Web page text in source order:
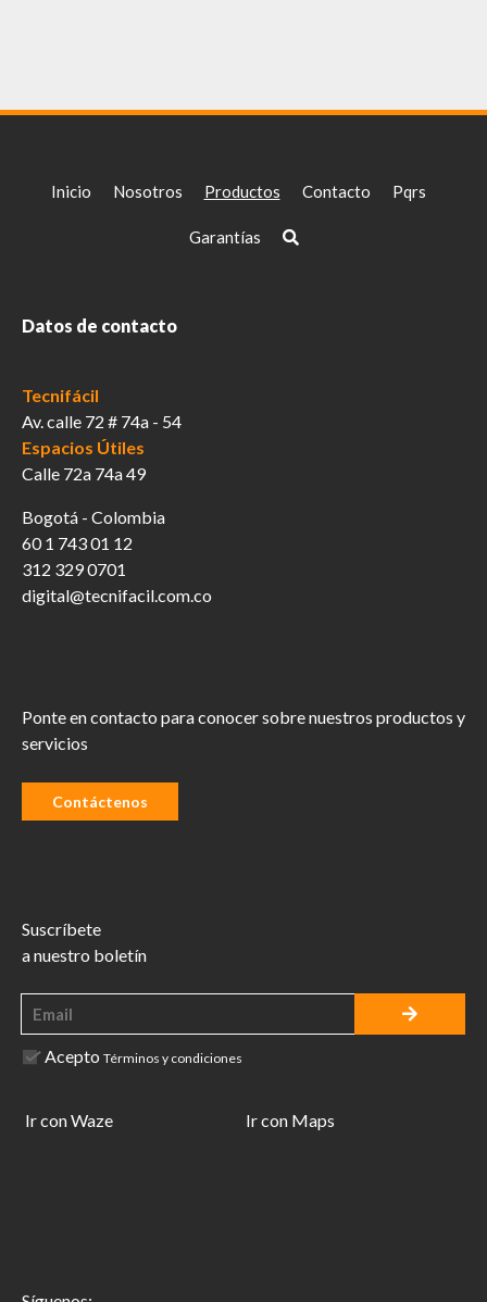
Inicio Nosotros Productos Contacto Pqrs
Garantías
Datos de contacto
Tecnifácil
Av. calle 72 # 74a - 54
Espacios Útiles
Calle 72a 74a 49
Bogotá - Colombia
60 1 743 01 12
312 329 0701
digital@tecnifacil.com.co
Ponte en contacto para conocer sobre nuestros productos y
servicios
Contáctenos
Suscríbete
a nuestro boletín
Acepto Términos y condiciones
Ir con Waze Ir con Maps